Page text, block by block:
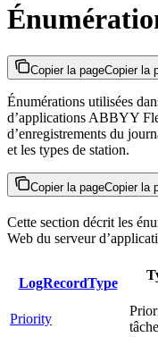
Copier la pageCopier la
Énumérations utilisées
d’applications ABBYY
d’enregistrements du
et les types de station.
Copier la pageCopier la
Cette section décrit les
Web du serveur
LogRecordType
Priority